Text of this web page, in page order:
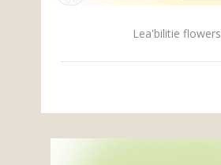
Lea'bilitie flowers